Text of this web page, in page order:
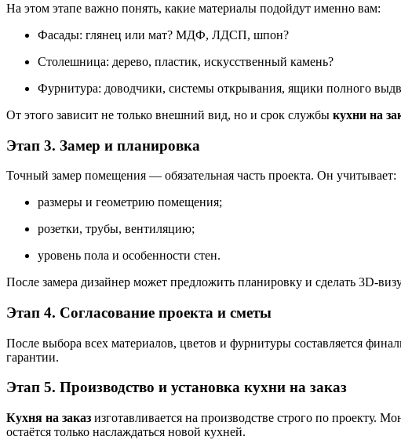
На этом этапе важно понять, какие материалы подойдут именно вам:
Фасады: глянец или мат? МДФ, ЛДСП, шпон?
Столешница: дерево, пластик, искусственный камень?
Фурнитура: доводчики, системы открывания, ящики полного
От этого зависит не только внешний вид, но и срок службы кухни на
Этап 3. Замер и планировка
Точный замер помещения — обязательная часть проекта. Он учитывает:
размеры и геометрию помещения;
розетки, трубы, вентиляцию;
уровень пола и особенности стен.
После замера дизайнер может предложить планировку и сделать 3D-
Этап 4. Согласование проекта и сметы
После выбора всех материалов, цветов и фурнитуры составляется
гарантии.
Этап 5. Производство и установка кухни на заказ
Кухня на заказ изготавливается на производстве строго по проекту.
остаётся только наслаждаться новой кухней.